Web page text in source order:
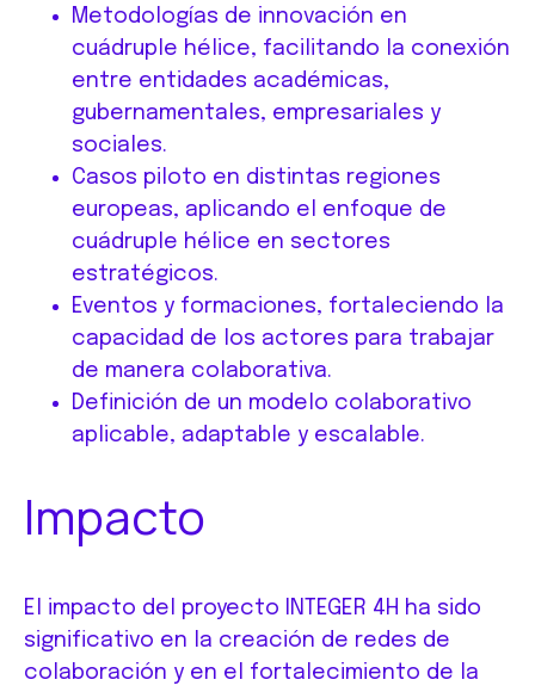
Metodologías de innovación en
cuádruple hélice, facilitando la conexión
entre entidades académicas,
gubernamentales, empresariales y
sociales.
Casos piloto en distintas regiones
europeas, aplicando el enfoque de
cuádruple hélice en sectores
estratégicos.
Eventos y formaciones, fortaleciendo la
capacidad de los actores para trabajar
de manera colaborativa.
Definición de un modelo colaborativo
aplicable, adaptable y escalable.
Impacto
El impacto del proyecto INTEGER 4H ha sido
significativo en la creación de redes de
colaboración y en el fortalecimiento de la